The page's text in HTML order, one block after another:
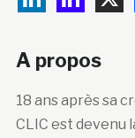
A propos
18 ans après sa
CLIC est devenu